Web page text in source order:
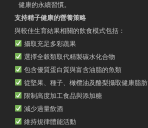
健康的永續習慣。
支持精子健康的營養策略
與較佳生育結果相關的飲食模式包括：
攝取充足多彩蔬果
選擇全穀類取代精製碳水化合物
包含優質蛋白質與富含油脂的魚類
從堅果、種子、橄欖油及酪梨攝取健康脂肪
限制高度加工食品與添加糖
減少過量飲酒
維持規律體能活動